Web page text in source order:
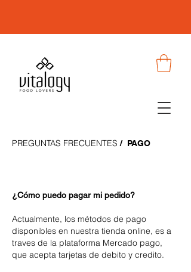
PREGUNTAS FRECUENTES / PAGO
¿Cómo puedo pagar mi pedido?
Actualmente, los métodos de pago
disponibles en nuestra tienda online, es a
traves de la plataforma Mercado pago,
que acepta tarjetas de debito y credito.